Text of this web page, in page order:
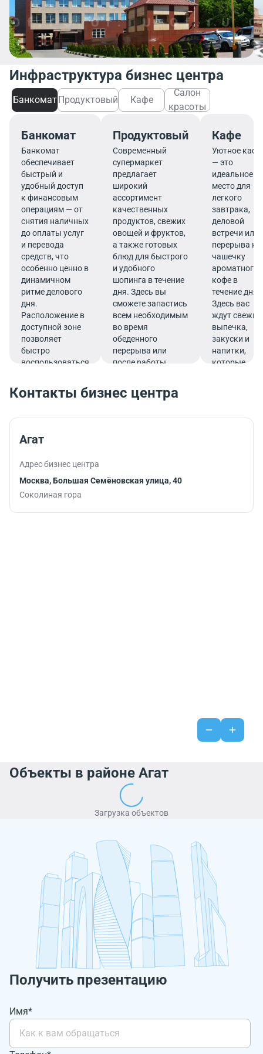
Инфраструктура бизнес центра
Банкомат Продуктовый Кафе
Салон
красоты
Банкомат
Банкомат
обеспечивает
быстрый и
удобный доступ
к финансовым
операциям — от
снятия наличных
до оплаты услуг
и перевода
средств, что
особенно ценно в
динамичном
ритме делового
дня.
Расположение в
доступной зоне
позволяет
быстро
воспользоваться
Продуктовый
Современный
супермаркет
предлагает
широкий
ассортимент
качественных
продуктов, свежих
овощей и фруктов,
а также готовых
блюд для быстрого
и удобного
шопинга в течение
дня. Здесь вы
сможете запастись
всем необходимым
во время
обеденного
перерыва или
после работы.
Кафе
Уютное кафе
— это
идеальное
место для
легкого
завтрака,
деловой
встречи или
перерыва на
чашечку
ароматного
кофе в
течение дня.
Здесь вас
ждут свежие
выпечка,
закуски и
напитки,
которые
продуктивно
Контакты бизнес центра
Агат
Адрес бизнес центра
Москва, Большая Семёновская улица, 40
Соколиная гора
Объекты в районе Агат
Загрузка объектов
Получить презентацию
Имя*